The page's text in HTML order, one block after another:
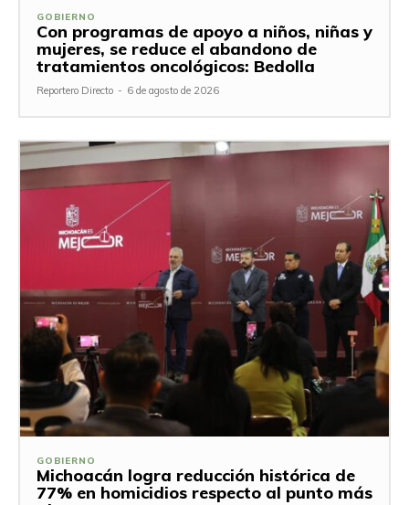
GOBIERNO
Con programas de apoyo a niños, niñas y
mujeres, se reduce el abandono de
tratamientos oncológicos: Bedolla
Reportero Directo - 6 de agosto de 2026
GOBIERNO
Michoacán logra reducción histórica de
77% en homicidios respecto al punto más